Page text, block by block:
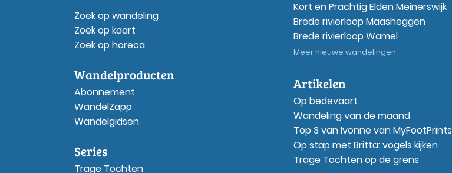
Zoek op wandeling
Zoek op kaart
Zoek op horeca
Wandelproducten
Abonnement
WandelZapp
Wandelgidsen
Series
Trage Tochten
Kort en Prachtig Elden Meinerswijk
Brede rivierloop Maasheggen
Brede rivierloop Wamel
Meer nieuwe wandelingen
Artikelen
Op bedevaart
Wandeling van de maand
Top 3 van Ivonne van MyFootPrints
Op stap met Britta: vogels kijken
Trage Tochten op de grens